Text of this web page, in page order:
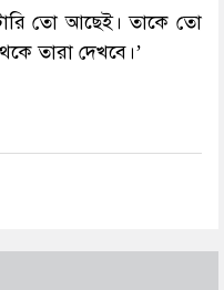
তো আছেই। তাকে তো
তারা দেখবে।’